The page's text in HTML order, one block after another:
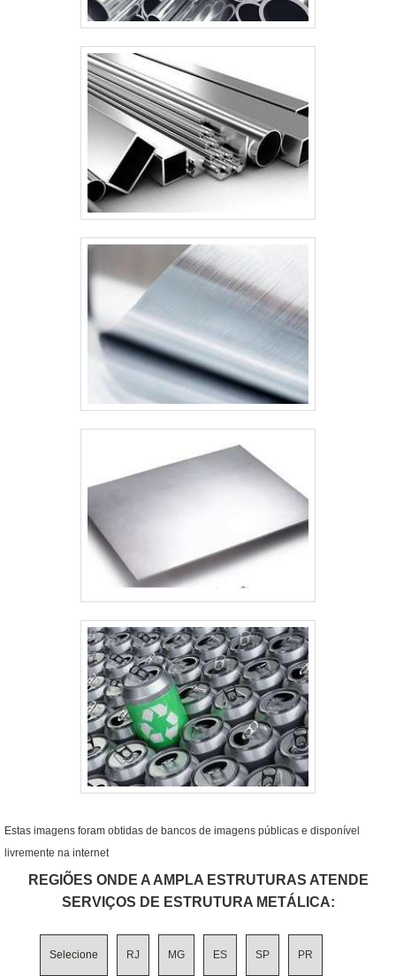
Estas imagens foram obtidas de bancos de imagens públicas e disponível
livremente na internet
REGIÕES ONDE A AMPLA ESTRUTURAS ATENDE
SERVIÇOS DE ESTRUTURA METÁLICA:
Selecione RJ MG ES SP PR